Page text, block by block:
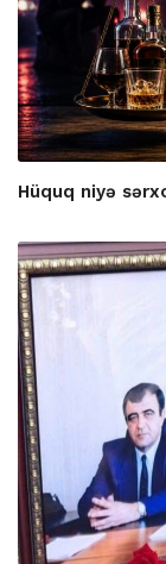
Hüquq niyə